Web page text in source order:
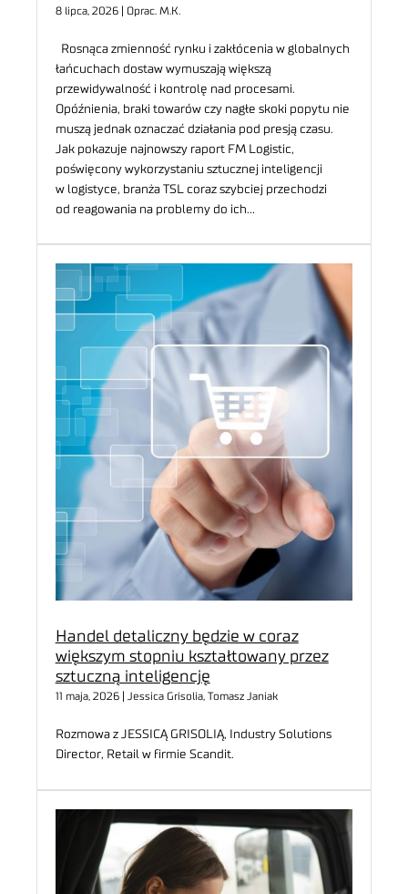
8 lipca, 2026 | Oprac. M.K.
Rosnąca zmienność rynku i zakłócenia w globalnych
łańcuchach dostaw wymuszają większą
przewidywalność i kontrolę nad procesami.
Opóźnienia, braki towarów czy nagłe skoki popytu nie
muszą jednak oznaczać działania pod presją czasu.
Jak pokazuje najnowszy raport FM Logistic,
poświęcony wykorzystaniu sztucznej inteligencji
w logistyce, branża TSL coraz szybciej przechodzi
od reagowania na problemy do ich…
Handel detaliczny będzie w coraz
większym stopniu kształtowany przez
sztuczną inteligencję
11 maja, 2026 | Jessica Grisolia, Tomasz Janiak
Rozmowa z JESSICĄ GRISOLIĄ, Industry Solutions
Director, Retail w firmie Scandit.